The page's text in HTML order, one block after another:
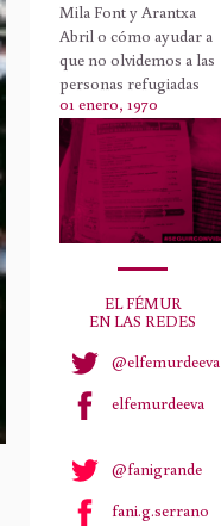
Mila Font y Arantxa
Abril o cómo ayudar a
que no olvidemos a las
personas refugiadas
01 enero, 1970
EL FÉMUR
EN LAS REDES
@elfemurdeeva
elfemurdeeva
@fanigrande
fani.g.serrano